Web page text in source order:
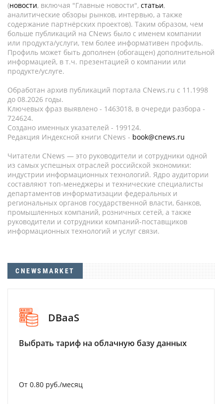
(новости, включая "Главные новости", статьи,
аналитические обзоры рынков, интервью, а также
содержание партнёрских проектов). Таким образом, чем
больше публикаций на CNews было с именем компании
или продукта/услуги, тем более информативен профиль.
Профиль может быть дополнен (обогащен) дополнительной
информацией, в т.ч. презентацией о компании или
продукте/услуге.
Обработан архив публикаций портала CNews.ru c 11.1998
до 08.2026 годы.
Ключевых фраз выявлено - 1463018, в очереди разбора -
724624.
Создано именных указателей - 199124.
Редакция Индексной книги CNews - book@cnews.ru
Читатели CNews — это руководители и сотрудники одной
из самых успешных отраслей российской экономики:
индустрии информационных технологий. Ядро аудитории
составляют топ-менеджеры и технические специалисты
департаментов информатизации федеральных и
региональных органов государственной власти, банков,
промышленных компаний, розничных сетей, а также
руководители и сотрудники компаний-поставщиков
информационных технологий и услуг связи.
CNEWSMARKET
DBaaS
Выбрать тариф на облачную базу данных
От 0.80 руб./месяц